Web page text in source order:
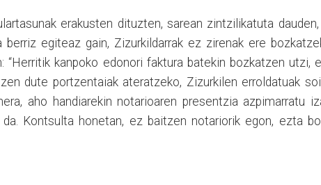
erakusten dituzten, sarean zintzilikatuta
egiteaz gain, Zizurkildarrak ez zirenak ere
“Herritik kanpoko edonori faktura batekin bozkatzen utzi,
dute portzentaiak ateratzeko, Zizurkilen erroldatuak
aho handiarekin notarioaren presentzia azpimarratu
Kontsulta honetan, ez baitzen notariorik egon, ezta